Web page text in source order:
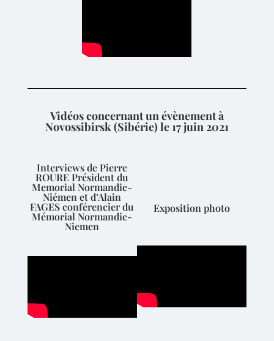
Vidéos concernant un évènement à
Novossibirsk (Sibérie) le 17 juin 2021
Interviews de Pierre
ROURE Président du
Memorial Normandie-
Niémen et d’Alain
FAGES conférencier du
Mémorial Normandie-
Niemen
Exposition photo